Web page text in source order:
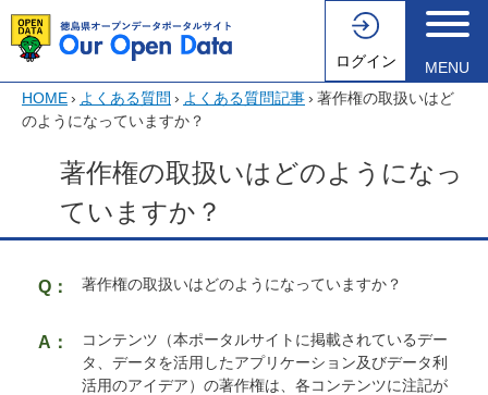
ログイン
MENU
HOME› よくある質問 › よくある質問記事› 著作権の取扱いはど
のようになっていますか？
著作権の取扱いはどのようになっ
ていますか？
著作権の取扱いはどのようになっていますか？
コンテンツ（本ポータルサイトに掲載されているデー
タ、データを活用したアプリケーション及びデータ利
活用のアイデア）の著作権は、各コンテンツに注記が